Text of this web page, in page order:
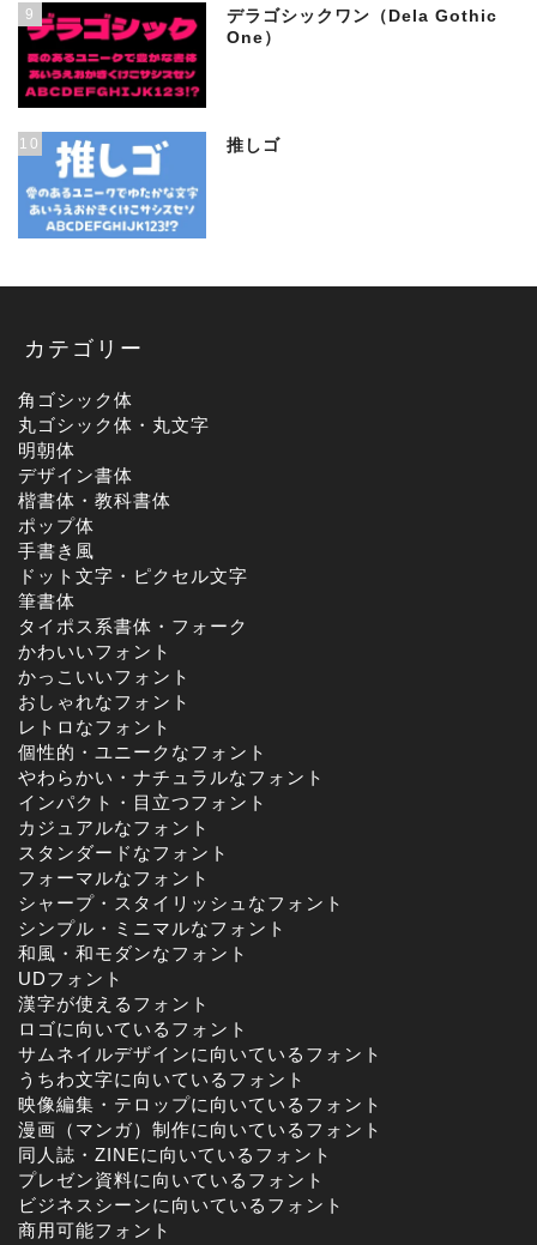
9
デラゴシックワン（Dela Gothic
One）
10 推しゴ
カテゴリー
角ゴシック体
丸ゴシック体・丸文字
明朝体
デザイン書体
楷書体・教科書体
ポップ体
手書き風
ドット文字・ピクセル文字
筆書体
タイポス系書体・フォーク
かわいいフォント
かっこいいフォント
おしゃれなフォント
レトロなフォント
個性的・ユニークなフォント
やわらかい・ナチュラルなフォント
インパクト・目立つフォント
カジュアルなフォント
スタンダードなフォント
フォーマルなフォント
シャープ・スタイリッシュなフォント
シンプル・ミニマルなフォント
和風・和モダンなフォント
UDフォント
漢字が使えるフォント
ロゴに向いているフォント
サムネイルデザインに向いているフォント
うちわ文字に向いているフォント
映像編集・テロップに向いているフォント
漫画（マンガ）制作に向いているフォント
同人誌・ZINEに向いているフォント
プレゼン資料に向いているフォント
ビジネスシーンに向いているフォント
商用可能フォント